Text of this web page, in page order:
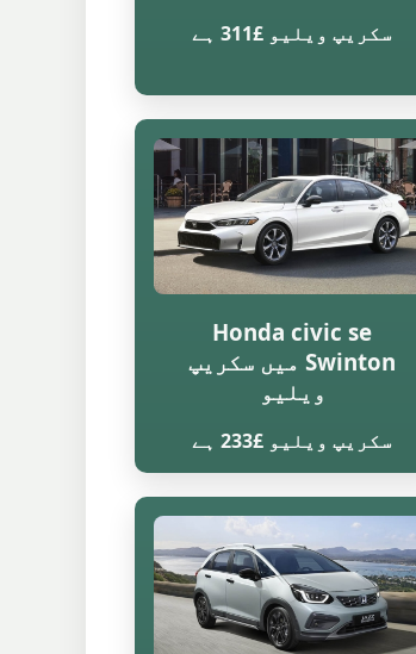
سکریپ ویلیو £311 ہے
Honda civic se
Swinton میں سکریپ
ویلیو
سکریپ ویلیو £233 ہے